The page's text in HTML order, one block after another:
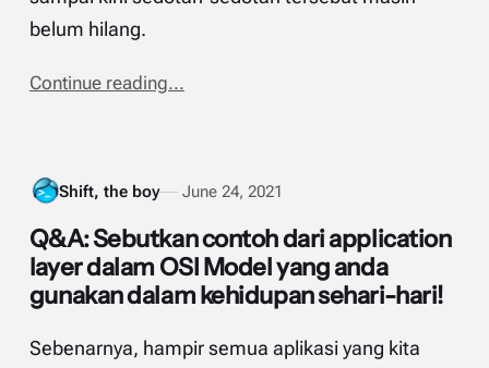
belum hilang.
Continue reading...
Shift, the boy June 24, 2021
Q&A: Sebutkan contoh dari application
layer dalam OSI Model yang anda
gunakan dalam kehidupan sehari-hari!
Sebenarnya, hampir semua aplikasi yang kita